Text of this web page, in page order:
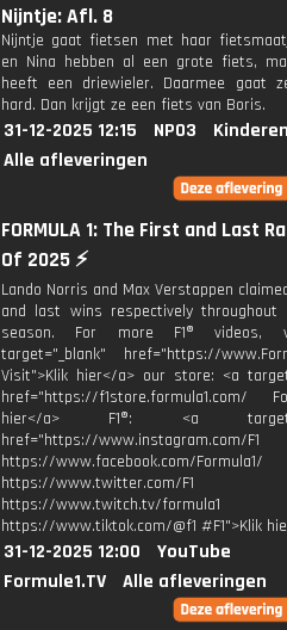
Nijntje: Afl. 8
Nijntje gaat fietsen met haar
en Nina hebben al een grote fiets,
heeft een driewieler. Daarmee gaat
hard. Dan krijgt ze een fiets van Boris.
31-12-2025 12:15 NPO3
Alle afleveringen
FORMULA 1: The First and Last
Of 2025 ⚡️
Lando Norris and Max Verstappen
and last wins respectively throughout
season. For more F1® videos,
target="_blank" href="https://
Visit">Klik hier</a> our store: <a
href="https://f1store.formula1.com/
hier</a> F1®: <a
href="https://www.instagram.com/F1
https://www.facebook.com/Formula1/
https://www.twitter.com/F1
https://www.twitch.tv/formula1
https://www.tiktok.com/@f1 #F1">Klik
31-12-2025 12:00
YouTube
Formule1.TV
Alle afleveringen